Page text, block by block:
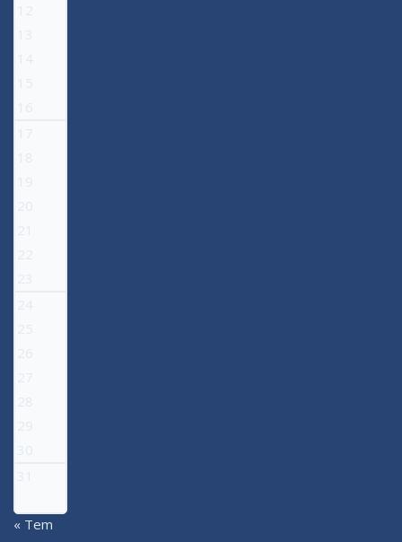
12
13
14
15
16
17
18
19
20
21
22
23
24
25
26
27
28
29
30
31
« Tem